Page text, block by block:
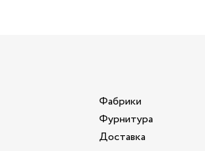
Фабрики
Фурнитура
Доставка